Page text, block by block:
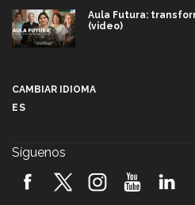
Aula Futura:
(video)
2026! (video)
CAMBIAR IDIOMA
ES
Síguenos